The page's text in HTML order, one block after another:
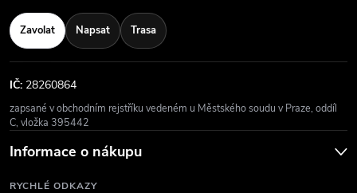
Zavolat Napsat Trasa
IČ: 28260864
zapsané v obchodním rejstříku vedeném u Městského soudu v Praze, oddíl
C, vložka 395442
Informace o nákupu
RYCHLÉ ODKAZY